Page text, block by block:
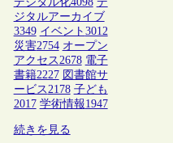
ジタルアーカイブ
3349 イベント 3012
災害2754 オープン
アクセス2678 電子
書籍2227 図書館サ
ービス2178 子ども
2017 学術情報1947
続きを見る